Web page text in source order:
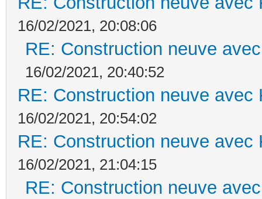
16/02/2021, 20:08:06
RE: Construction neuve
16/02/2021, 20:40:52
RE: Construction neuve avec
16/02/2021, 20:54:02
RE: Construction neuve avec
16/02/2021, 21:04:15
RE: Construction neuve